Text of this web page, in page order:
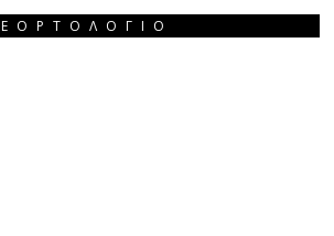
ΕΟΡΤΟΛΌΓΙΟ